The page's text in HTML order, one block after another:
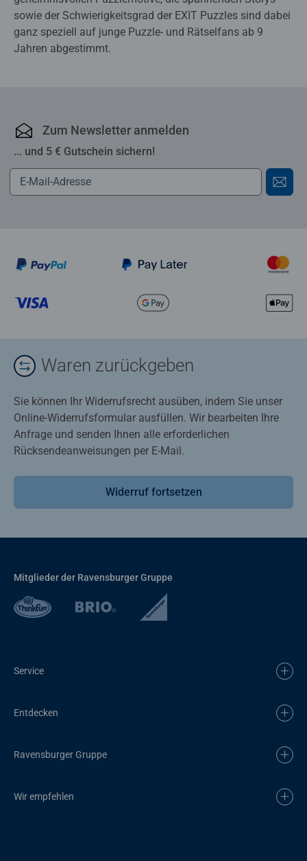
sowie der Schwierigkeitsgrad der EXIT Puzzles sind dabei
ganz speziell auf junge Puzzle- und Rätselfans ab 9
Jahren abgestimmt.
Zum Newsletter anmelden
... und 5 € Gutschein sichern!
Waren zurückgeben
Sie können Ihr Widerrufsrecht ausüben, indem Sie unser
Online-Widerrufsformular ausfüllen. Wir bearbeiten Ihre
Anfrage und senden Ihnen alle erforderlichen
Rücksendeanweisungen per E-Mail.
Widerruf fortsetzen
Mitglieder der Ravensburger Gruppe
Service
Entdecken
Ravensburger Gruppe
Wir empfehlen